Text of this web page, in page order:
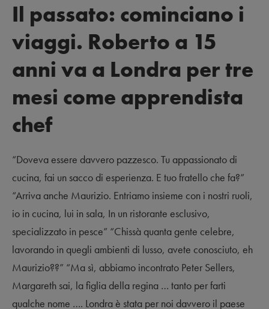
Il passato: cominciano i
viaggi. Roberto a 15
anni va a Londra per tre
mesi come apprendista
chef
“Doveva essere davvero pazzesco. Tu appassionato di
cucina, fai un sacco di esperienza. E tuo fratello che fa?”
“Arriva anche Maurizio. Entriamo insieme con i nostri ruoli,
io in cucina, lui in sala, In un ristorante esclusivo,
specializzato in pesce” “Chissà quanta gente celebre,
lavorando in quegli ambienti di lusso, avete conosciuto, eh
Maurizio??” “Ma sì, abbiamo incontrato Peter Sellers,
Margareth sai, la figlia della regina … tanto per farti
qualche nome …. Londra è stata per noi davvero il paese